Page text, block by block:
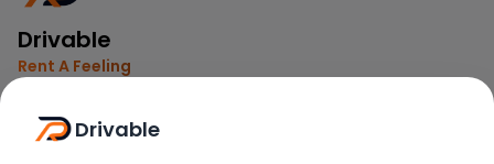
Drivable
Rent A Feeling
Nützliche Links
Drivable